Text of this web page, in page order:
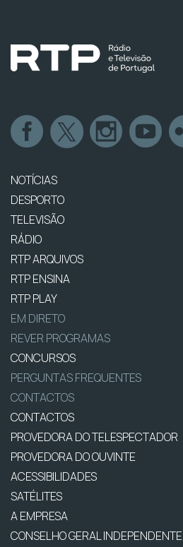
NOTÍCIAS
DESPORTO
TELEVISÃO
RÁDIO
RTP ARQUIVOS
RTP ENSINA
RTP PLAY
EM DIRETO
REVER PROGRAMAS
CONCURSOS
PERGUNTAS FREQUENTES
CONTACTOS
CONTACTOS
PROVEDORA DO TELESPECTADOR
PROVEDORA DO OUVINTE
ACESSIBILIDADES
SATÉLITES
A EMPRESA
CONSELHO GERAL INDEPENDENTE